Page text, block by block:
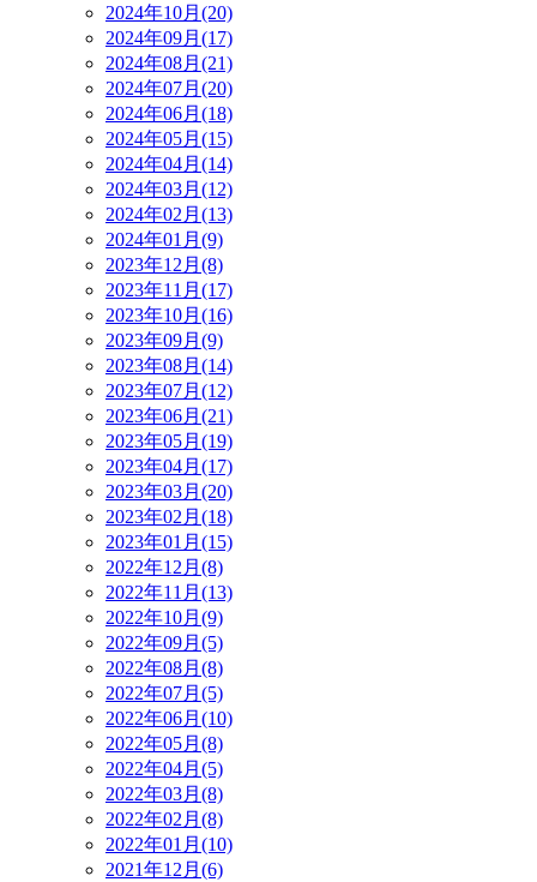
2024年10月(20)
2024年09月(17)
2024年08月(21)
2024年07月(20)
2024年06月(18)
2024年05月(15)
2024年04月(14)
2024年03月(12)
2024年02月(13)
2024年01月(9)
2023年12月(8)
2023年11月(17)
2023年10月(16)
2023年09月(9)
2023年08月(14)
2023年07月(12)
2023年06月(21)
2023年05月(19)
2023年04月(17)
2023年03月(20)
2023年02月(18)
2023年01月(15)
2022年12月(8)
2022年11月(13)
2022年10月(9)
2022年09月(5)
2022年08月(8)
2022年07月(5)
2022年06月(10)
2022年05月(8)
2022年04月(5)
2022年03月(8)
2022年02月(8)
2022年01月(10)
2021年12月(6)